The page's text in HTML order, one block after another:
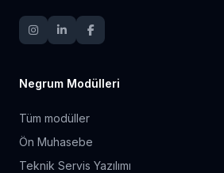
Negrum Modülleri
Tüm modüller
Ön Muhasebe
Teknik Servis Yazılımı